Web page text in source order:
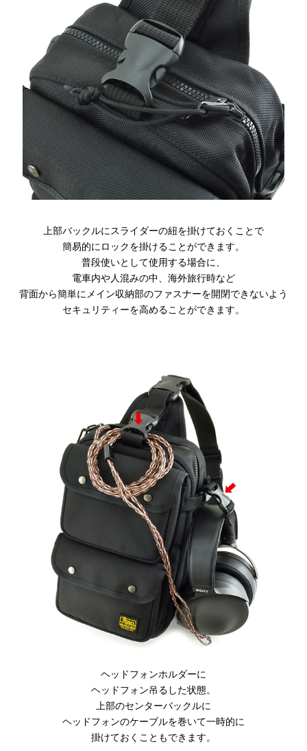
上部バックルにスライダーの紐を掛けておくことで
簡易的にロックを掛けることができます。
普段使いとして使用する場合に、
電車内や人混みの中、海外旅行時など
背面から簡単にメイン収納部のファスナーを開閉できないよう
セキュリティーを高めることができます。
ヘッドフォンホルダーに
ヘッドフォン吊るした状態。
上部のセンターバックルに
ヘッドフォンのケーブルを巻いて一時的に
掛けておくこともできます。